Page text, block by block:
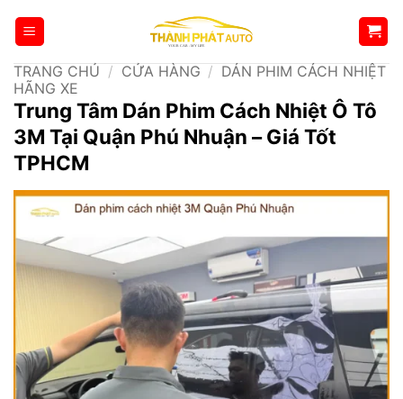
qua
dungTRANG CHỦ / CỬA HÀNG / DÁN PHIM CÁCH NHIỆT
HÃNG XE
Trung Tâm Dán Phim Cách Nhiệt Ô Tô
3M Tại Quận Phú Nhuận – Giá Tốt
TPHCM